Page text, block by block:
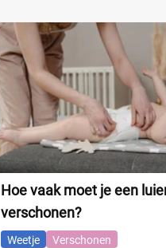
Hoe vaak moet je een
verschonen?
Weetje Verschonen